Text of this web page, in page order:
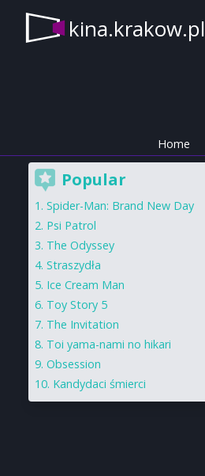
kina.krakow.pl
Home
Popular
Spider-Man: Brand New Day
Psi Patrol
The Odyssey
Straszydła
Ice Cream Man
Toy Story 5
The Invitation
Toi yama-nami no hikari
Obsession
Kandydaci śmierci